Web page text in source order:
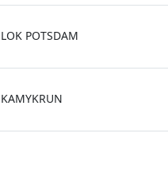
LOK POTSDAM
KAMYKRUN